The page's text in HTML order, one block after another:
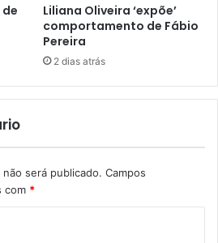
Liliana Oliveira ‘expõe’
comportamento de Fábio
Pereira
2 dias atrás
será publicado. Campos
com *